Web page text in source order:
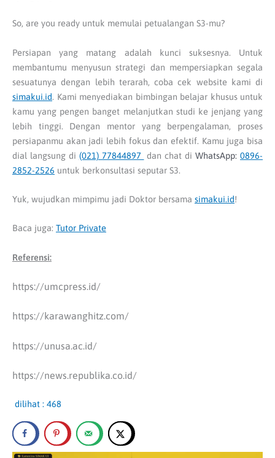
So, are you ready untuk memulai petualangan S3-mu?
Persiapan yang matang adalah kunci suksesnya. Untuk
membantumu menyusun strategi dan mempersiapkan segala
sesuatunya dengan lebih terarah, coba cek website kami di
simakui.id. Kami menyediakan bimbingan belajar khusus untuk
kamu yang pengen banget melanjutkan studi ke jenjang yang
lebih tinggi. Dengan mentor yang berpengalaman, proses
persiapanmu akan jadi lebih fokus dan efektif. Kamu juga bisa
dial langsung di (021) 77844897 dan chat diWhatsApp:0896-
2852-2526 untuk berkonsultasi seputar S3.
Yuk, wujudkan mimpimu jadi Doktor bersama simakui.id!
Baca juga: Tutor Private
Referensi:
https://umcpress.id/
https://karawanghitz.com/
https://unusa.ac.id/
https://news.republika.co.id/
dilihat : 468